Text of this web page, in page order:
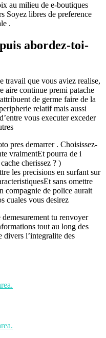
au milieu de e-boutiques
Soyez libres de preference
.
abordez-toi-
travail que vous aviez realise,
aire continue premi patache
de germe faire de la
relatif mais aussi
vous executer exceder
pres demarrer . Choisissez-
vraimentEt pourra de i
cherissez ? )
les precisions en surfant sur
sans omettre
compagnie de police aurait
cuales vous desirez
tu renvoyer
tout au long des
divers l’integralite des